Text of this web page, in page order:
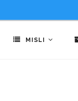
MISLI